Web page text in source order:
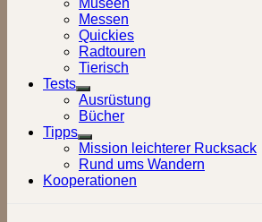
Museen
Messen
Quickies
Radtouren
Tierisch
Tests
Show
sub
menu
Ausrüstung
Bücher
Tipps
Show
sub
menu
Mission leichterer Rucksack
Rund ums Wandern
Kooperationen